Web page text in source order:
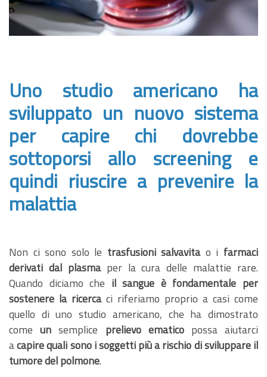
Uno studio americano ha
sviluppato un nuovo sistema
per capire chi dovrebbe
sottoporsi allo screening e
quindi riuscire a prevenire la
malattia
Non ci sono solo le trasfusioni salvavitao i farmaci
derivati dal plasmaper la cura delle malattie rare.
Quando diciamo che il sangue è fondamentale per
sostenere la ricercaci riferiamo proprio a casi come
quello di uno studio americano, che ha dimostrato
comeun semplice prelievo ematicopossa aiutarci
acapire quali sono i soggetti più a rischio di sviluppare il
tumore del polmone.